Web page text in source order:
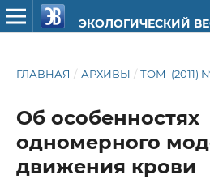
ЭКОЛОГИЧЕСКИЙ
ГЛАВНАЯ / АРХИВЫ / ТОМ (2011)
Об особенностях
одномерного
движения крови